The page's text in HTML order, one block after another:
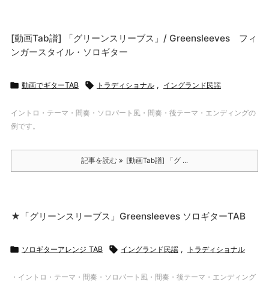
[動画Tab譜] 「グリーンスリーブス」/ Greensleeves フィ
ンガースタイル・ソロギター
 動画でギターTAB  トラディショナル , イングランド民謡
イントロ・テーマ・間奏・ソロパート風・間奏・後テーマ・エンディングの
例です。
記事を読む [動画Tab譜] 「グ ...
★「グリーンスリーブス」Greensleeves ソロギターTAB
 ソロギターアレンジ TAB  イングランド民謡 , トラディショナル
・イントロ・テーマ・間奏・ソロパート風・間奏・後テーマ・エンディング